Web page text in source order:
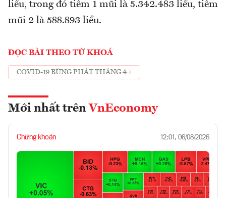
liều, trong đó tiêm 1 mũi là 5.342.483 liều, tiêm
mũi 2 là 588.893 liều.
ĐỌC BÀI THEO TỪ KHOÁ
COVID-19 BÙNG PHÁT THÁNG 4
Mới nhất trên VnEconomy
Chứng khoán 12:01, 06/08/2026